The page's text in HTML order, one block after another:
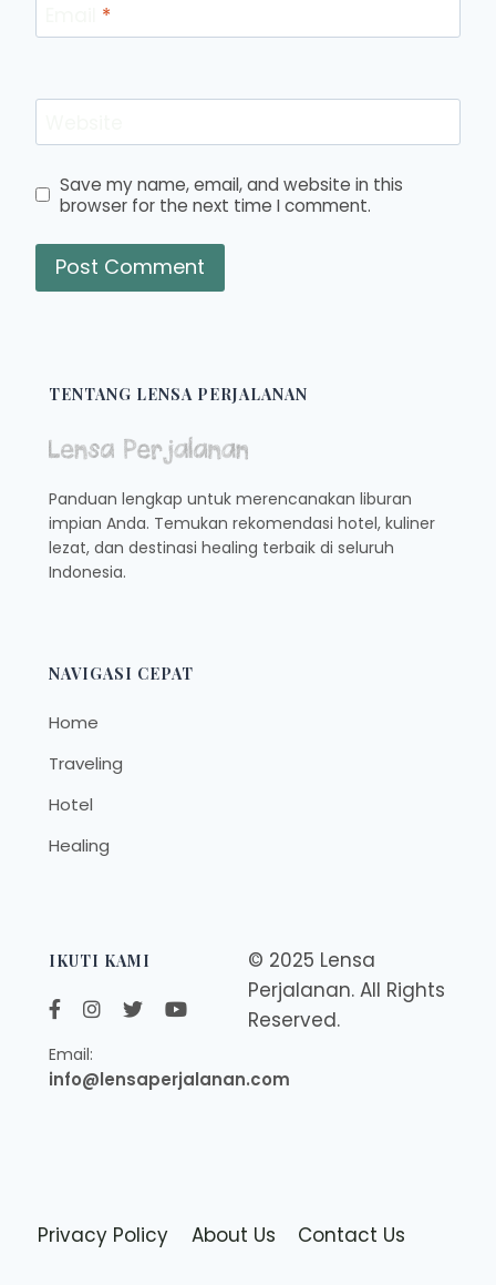
*
Save my name, email, and website in this
browser for the next time I comment.
TENTANG LENSA PERJALANAN
Panduan lengkap untuk merencanakan liburan
impian Anda. Temukan rekomendasi hotel, kuliner
lezat, dan destinasi healing terbaik di seluruh
Indonesia.
NAVIGASI CEPAT
Home
Traveling
Hotel
Healing
IKUTI KAMI
Email:
info@lensaperjalanan.com
© 2025 Lensa
Perjalanan. All Rights
Reserved.
Privacy Policy About Us Contact Us